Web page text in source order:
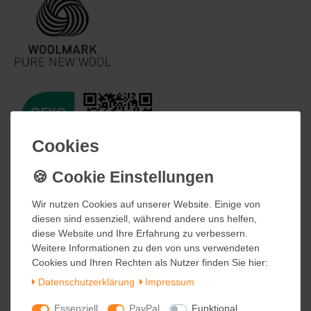
Cookies
Wir nutzen Cookies auf unserer Website. Einige von
diesen sind essenziell, während andere uns helfen,
diese Website und Ihre Erfahrung zu verbessern.
Weitere Informationen zu den von uns verwendeten
Cookies und Ihren Rechten als Nutzer finden Sie hier:
Daten­schutz­erklärung
Impressum
Essenziell PayPal Funktional
Cookies
Wir nutzen Cookies auf unserer Website. Einige von
diesen sind essenziell, während andere uns helfen,
diese Website und Ihre Erfahrung zu verbessern.
Weitere Informationen zu den von uns verwendeten
Cookies und Ihren Rechten als Nutzer finden Sie hier:
Daten­schutz­erklärung
Impressum
Essenziell PayPal Funktional